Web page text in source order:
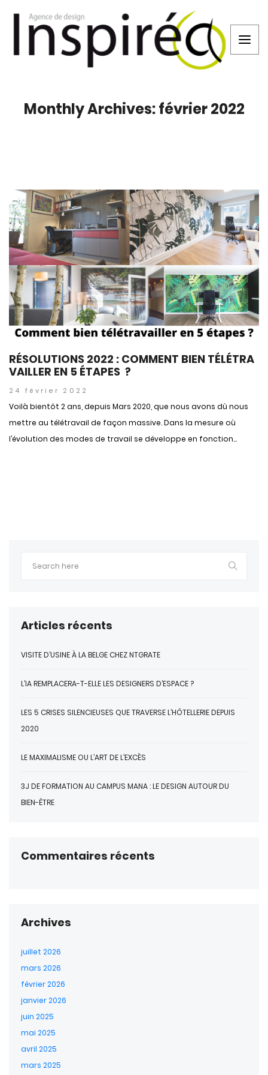
Monthly Archives: février 2022
RÉSOLUTIONS 2022 : COMMENT BIEN TÉLÉTRA
VAILLER EN 5 ÉTAPES ?
24 février 2022
Voilà bientôt 2 ans, depuis Mars 2020, que nous avons dû nous
mettre au télétravail de façon massive. Dans la mesure où
l’évolution des modes de travail se développe en fonction...
Articles récents
VISITE D’USINE À LA BELGE CHEZ NTGRATE
L’IA REMPLACERA-T-ELLE LES DESIGNERS D’ESPACE ?
LES 5 CRISES SILENCIEUSES QUE TRAVERSE L’HÔTELLERIE DEPUIS
2020
LE MAXIMALISME OU L’ART DE L’EXCÈS
3J DE FORMATION AU CAMPUS MANA : LE DESIGN AUTOUR DU
BIEN-ÊTRE
Commentaires récents
Archives
juillet 2026
mars 2026
février 2026
janvier 2026
juin 2025
mai 2025
avril 2025
mars 2025